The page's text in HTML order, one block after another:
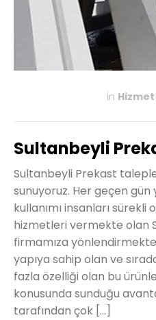
in
Sultanbeyli
Sultanbeyli Prekast
sunuyoruz. Her geçen gün
kullanımı insanları
hizmetleri vermekte olan
firmamıza
yapıya sahip olan ve
fazla özelliği olan bu
konusunda sunduğu
tarafından çok […]